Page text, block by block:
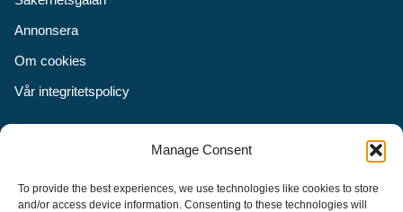
Manage Consent
To provide the best experiences, we use technologies like cookies to store
and/or access device information. Consenting to these technologies will
Annonsera
Om cookies
Vår integritetspolicy
Instagram